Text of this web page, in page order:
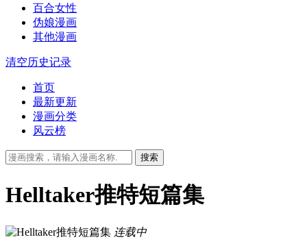
百合女性
伪娘漫画
其他漫画
清空历史记录
首页
最新更新
漫画分类
风云榜
Helltaker推特短篇集
连载中